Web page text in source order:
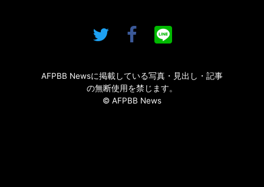
AFPBB Newsに掲載している写真・見出し・記事
の無断使用を禁じます。
© AFPBB News